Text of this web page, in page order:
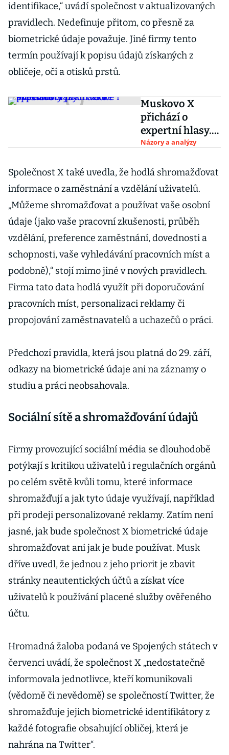
identifikace,“ uvádí společnost v aktualizovaných
pravidlech. Nedefinuje přitom, co přesně za
biometrické údaje považuje. Jiné firmy tento
termín používají k popisu údajů získaných z
obličeje, očí a otisků prstů.
Muskovo X
přichází o
expertní hlasy.
Toxické
vyhání vědce i
specialisty
Názory a analýzy
Společnost X také uvedla, že hodlá shromažďovat
informace o zaměstnání a vzdělání uživatelů.
„Můžeme shromažďovat a používat vaše osobní
údaje (jako vaše pracovní zkušenosti, průběh
vzdělání, preference zaměstnání, dovednosti a
schopnosti, vaše vyhledávání pracovních míst a
podobně),“ stojí mimo jiné v nových pravidlech.
Firma tato data hodlá využít při doporučování
pracovních míst, personalizaci reklamy či
propojování zaměstnavatelů a uchazečů o práci.
Předchozí pravidla, která jsou platná do 29. září,
odkazy na biometrické údaje ani na záznamy o
studiu a práci neobsahovala.
Sociální sítě a shromažďování údajů
Firmy provozující sociální média se dlouhodobě
potýkají s kritikou uživatelů i regulačních orgánů
po celém světě kvůli tomu, které informace
shromažďují a jak tyto údaje využívají, například
při prodeji personalizované reklamy. Zatím není
jasné, jak bude společnost X biometrické údaje
shromažďovat ani jak je bude používat. Musk
dříve uvedl, že jednou z jeho priorit je zbavit
stránky neautentických účtů a získat více
uživatelů k používání placené služby ověřeného
účtu.
Hromadná žaloba podaná ve Spojených státech v
červenci uvádí, že společnost X „nedostatečně
informovala jednotlivce, kteří komunikovali
(vědomě či nevědomě) se společností Twitter, že
shromažďuje jejich biometrické identifikátory z
každé fotografie obsahující obličej, která je
nahrána na Twitter“.